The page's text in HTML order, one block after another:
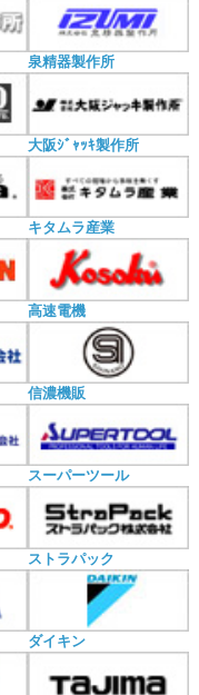
泉精器製作所
大阪ｼﾞｬｯｷ製作所
キタムラ産業
高速電機
信濃機販
スーパーツール
ストラパック
ダイキン